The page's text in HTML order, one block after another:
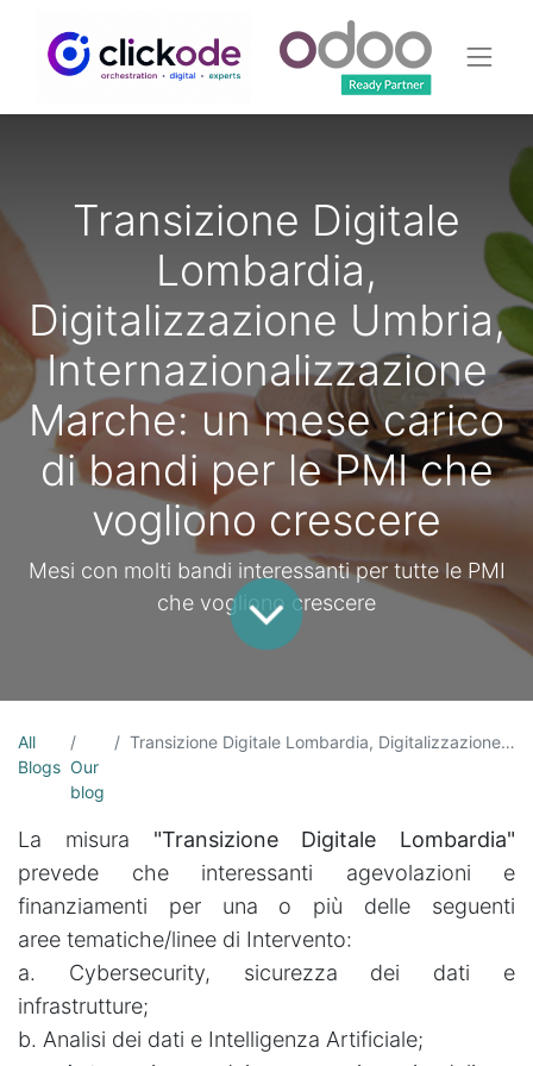
Transizione Digitale
Lombardia,
Digitalizzazione Umbria,
Internazionalizzazione
Marche: un mese carico
di bandi per le PMI che
vogliono crescere
Mesi con molti bandi interessanti per tutte le PMI
che vogliono crescere
All
Blogs Our
blog
Transizione Digitale Lombardia, Digitalizzazione Umbria, Internazionalizzazione Marche: un mese carico di bandi per le PMI che vogliono crescere
La misura "Transizione Digitale Lombardia"
prevede che interessanti agevolazioni e
finanziamenti per una o più delle seguenti
aree tematiche/linee di Intervento:
a. Cybersecurity, sicurezza dei dati e
infrastrutture;
b. Analisi dei dati e Intelligenza Artificiale;